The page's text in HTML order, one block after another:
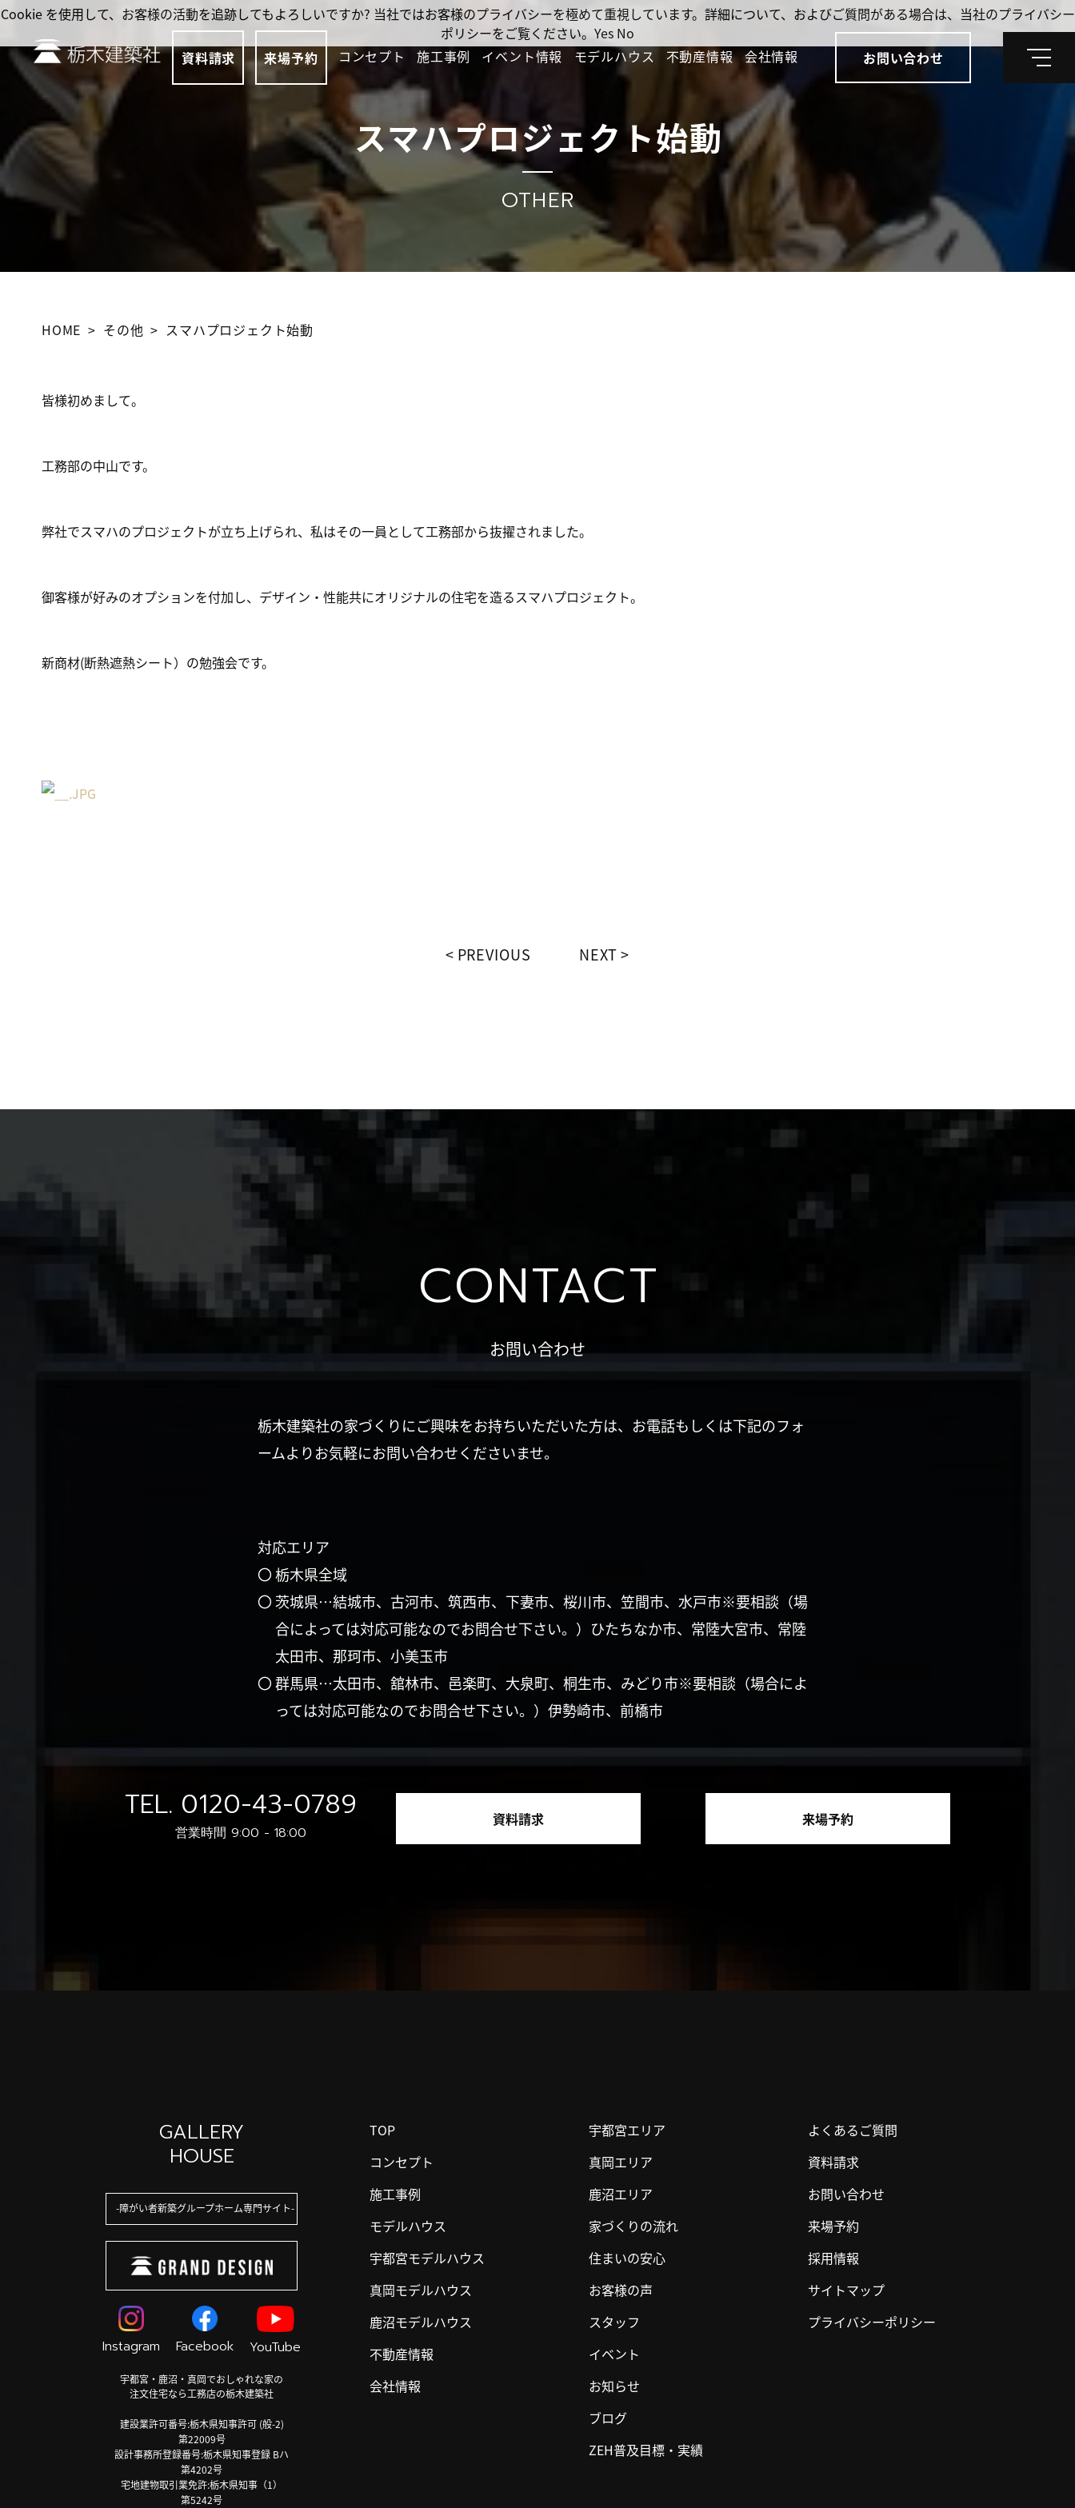
資料請求 来場予約 コンセプト 施工事例 イベント情報 モデルハウス 不動産情報 会社情報 お問い合わせ
メ
スマハプロジェクト始動
OTHER
HOME その他 スマハプロジェクト始動
皆様初めまして。
工務部の中山です。
弊社でスマハのプロジェクトが立ち上げられ、私はその一員として工務部から抜擢されました。
御客様が好みのオプションを付加し、デザイン・性能共にオリジナルの住宅を造るスマハプロジェクト。
新商材(断熱遮熱シート）の勉強会です。
PREVIOUS NEXT
CONTACT
お問い合わせ
栃木建築社の家づくりにご興味をお持ちいただいた方は、お電話もしくは下記のフォ
ームよりお気軽にお問い合わせくださいませ。
対応エリア
〇 栃木県全域
〇 茨城県…結城市、古河市、筑西市、下妻市、桜川市、笠間市、水戸市※要相談（場
合によっては対応可能なのでお問合せ下さい。）ひたちなか市、常陸大宮市、常陸
太田市、那珂市、小美玉市
〇 群馬県…太田市、舘林市、邑楽町、大泉町、桐生市、みどり市※要相談（場合によ
っては対応可能なのでお問合せ下さい。）伊勢崎市、前橋市
TEL. 0120-43-0789
営業時間 9:00 - 18:00
資料請求 来場予約
GALLERY
HOUSE
障がい者新築グループホーム専門サイト
Instagram Facebook YouTube
宇都宮・鹿沼・真岡でおしゃれな家の
注文住宅なら工務店の栃木建築社
建設業許可番号:栃木県知事許可 (般-2)
第22009号
設計事務所登録番号:栃木県知事登録 Bハ
第4202号
宅地建物取引業免許:栃木県知事（1）
第5242号
TOP
コンセプト
施工事例
モデルハウス
宇都宮モデルハウス
真岡モデルハウス
鹿沼モデルハウス
不動産情報
会社情報
宇都宮エリア
真岡エリア
鹿沼エリア
家づくりの流れ
住まいの安心
お客様の声
スタッフ
イベント
お知らせ
ブログ
ZEH普及目標・実績
よくあるご質問
資料請求
お問い合わせ
来場予約
採用情報
サイトマップ
プライバシーポリシー
Cookie を使用して、お客様の活動を追跡してもよろしいですか? 当社ではお客様のプライバシーを極めて重視しています。詳細について、およびご質問がある場合は、当社のプライバシー
ポリシーをご覧ください。 Yes No